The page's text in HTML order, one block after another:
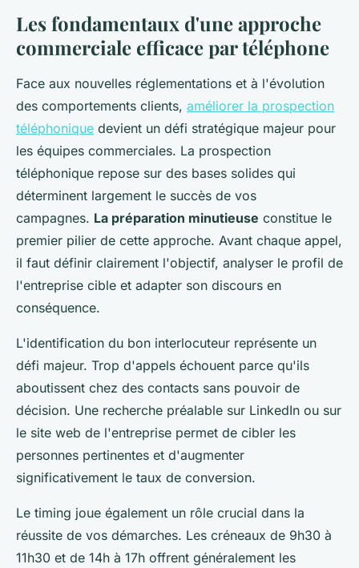
Les fondamentaux d'une approche
commerciale efficace par téléphone
Face aux nouvelles réglementations et à l'évolution
des comportements clients, améliorer la prospection
téléphonique devient un défi stratégique majeur pour
les équipes commerciales. La prospection
téléphonique repose sur des bases solides qui
déterminent largement le succès de vos
campagnes. La préparation minutieuse constitue le
premier pilier de cette approche. Avant chaque appel,
il faut définir clairement l'objectif, analyser le profil de
l'entreprise cible et adapter son discours en
conséquence.
L'identification du bon interlocuteur représente un
défi majeur. Trop d'appels échouent parce qu'ils
aboutissent chez des contacts sans pouvoir de
décision. Une recherche préalable sur LinkedIn ou sur
le site web de l'entreprise permet de cibler les
personnes pertinentes et d'augmenter
significativement le taux de conversion.
Le timing joue également un rôle crucial dans la
réussite de vos démarches. Les créneaux de 9h30 à
11h30 et de 14h à 17h offrent généralement les